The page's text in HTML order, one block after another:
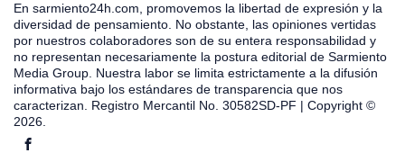
En sarmiento24h.com, promovemos la libertad de expresión y la
diversidad de pensamiento. No obstante, las opiniones vertidas
por nuestros colaboradores son de su entera responsabilidad y
no representan necesariamente la postura editorial de Sarmiento
Media Group. Nuestra labor se limita estrictamente a la difusión
informativa bajo los estándares de transparencia que nos
caracterizan. Registro Mercantil No. 30582SD-PF | Copyright ©
2026.